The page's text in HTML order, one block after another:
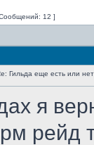
12 ]
Гильда еще есть или
я
рейд